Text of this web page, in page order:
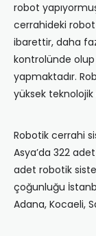
robot
cerrahideki
ibarettir, daha
kontrolünde
yapmaktadır.
yüksek
Robotik cerrahi
Asya’da 322
adet robotik
çoğunluğu
Adana, Kocaeli,